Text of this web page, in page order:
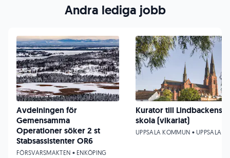
Andra lediga jobb
Avdelningen för
Gemensamma
Operationer söker 2 st
Stabsassistenter OR6
FÖRSVARSMAKTEN • ENKÖPING
Kurator till Lindbackens
skola (vikariat)
UPPSALA KOMMUN • UPPSALA